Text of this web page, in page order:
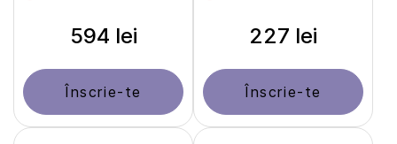
594 lei
Înscrie-te
227 lei
Înscrie-te